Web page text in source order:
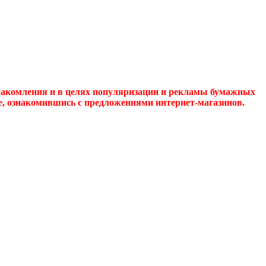
и в целях популяризации и рекламы бумажных
ознакомившись с предложениями интернет-магазинов.